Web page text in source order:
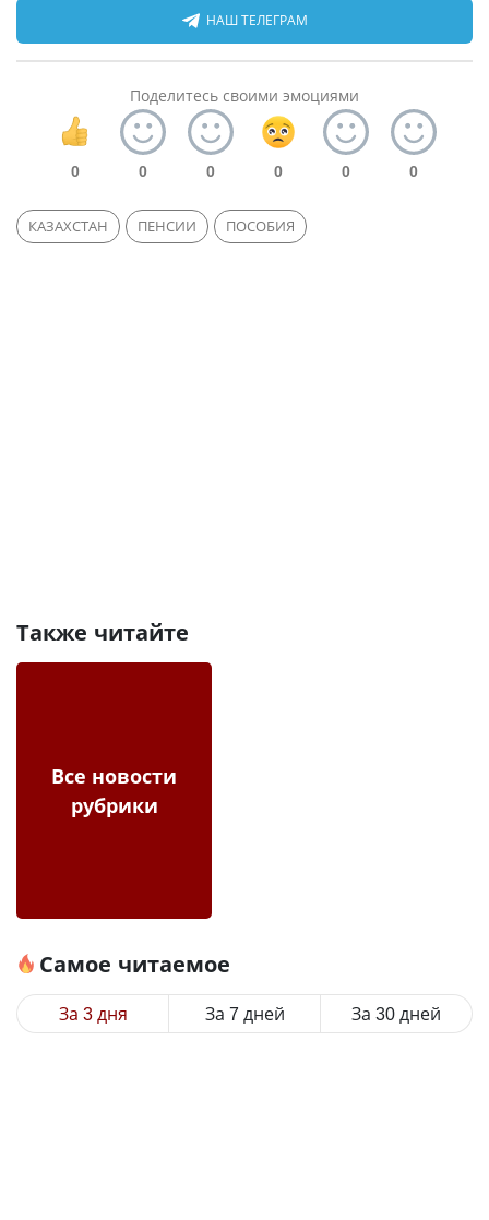
НАШ ТЕЛЕГРАМ
Поделитесь своими эмоциями
0 0 0 0 0 0
КАЗАХСТАН ПЕНСИИ ПОСОБИЯ
Также читайте
Все новости
рубрики
Самое читаемое
За 3 дня За 7 дней За 30 дней